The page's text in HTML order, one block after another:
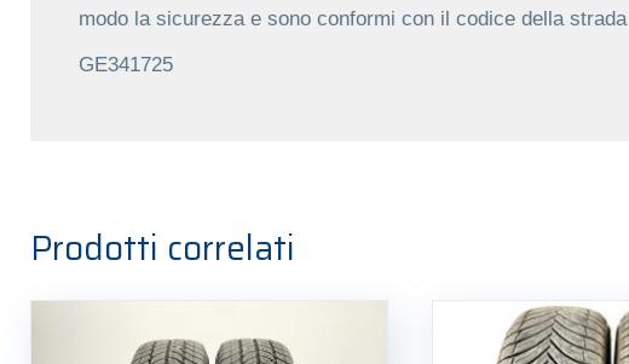
modo la sicurezza e sono conformi con il codice della strada
GE341725
Prodotti correlati